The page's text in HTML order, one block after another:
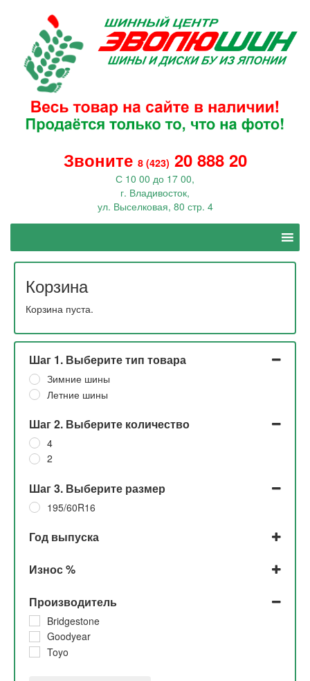
Звоните 8 (423) 20 888 20
С 10 00 до 17 00,
г. Владивосток,
ул. Выселковая, 80 стр. 4
Корзина
Корзина пуста.
Шаг 1. Выберите тип товара
Зимние шины
Летние шины
Шаг 2. Выберите количество
4
2
Шаг 3. Выберите размер
195/60R16
Год выпуска
2020
2018
2015
Износ %
5%
10%
Производитель
Bridgestone
Goodyear
Toyo